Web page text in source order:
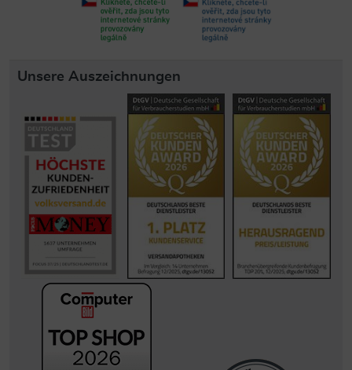
Unsere Auszeichnungen